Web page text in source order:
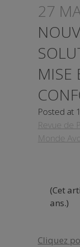
27
MISE
Posted at
Revue de
Monde
(Cet
ans.)
Cliquez